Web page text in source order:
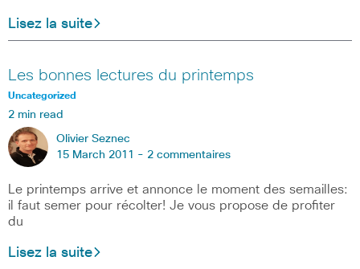
Lisez la suite
Les bonnes lectures du printemps
Uncategorized
2 min read
Olivier Seznec
15 March 2011 - 2 commentaires
Le printemps arrive et annonce le moment des semailles:
il faut semer pour récolter! Je vous propose de profiter
du
Lisez la suite